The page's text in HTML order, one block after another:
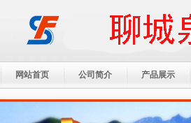
网站首页 公司简介 产品展示